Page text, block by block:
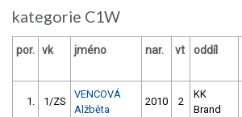
kategorie C1W
por. vk jméno nar. vt oddíl
1. 1/ZS
VENCOVÁ
Alžběta
2010 2
KK
Brand